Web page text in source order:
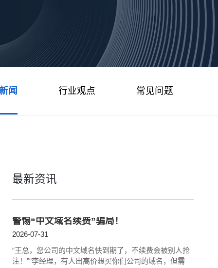
闻 行业观点 常见问题
最新资讯
警惕“中文域名续费”骗局！
2026-07-31
“王总，您公司的中文域名快到期了，不续费会被别人抢
注！”“李经理，有人出高价想买你们公司的域名，但需